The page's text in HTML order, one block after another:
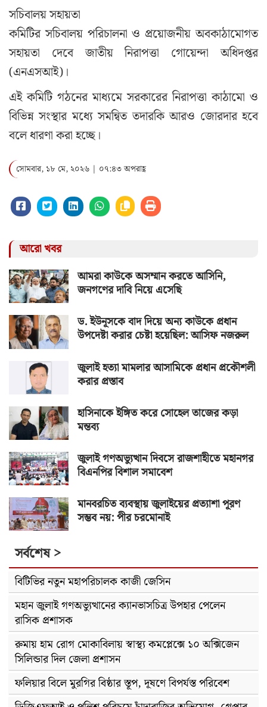
সচিবালয় সহায়তা
কমিটির সচিবালয় পরিচালনা ও প্রয়োজনীয় অবকাঠামোগত
সহায়তা দেবে জাতীয় নিরাপত্তা গোয়েন্দা অধিদপ্তর
(এনএসআই)।
এই কমিটি গঠনের মাধ্যমে সরকারের নিরাপত্তা কাঠামো ও
বিভিন্ন সংস্থার মধ্যে সমন্বিত তদারকি আরও জোরদার হবে
বলে ধারণা করা হচ্ছে।
সোমবার, ১৮ মে, ২০২৬ | ০৭:৪৩ অপরাহ্ণ
আরো খবর
আমরা কাউকে অসম্মান করতে আসিনি,
জনগণের দাবি নিয়ে এসেছি
ড. ইউনূসকে বাদ দিয়ে অন্য কাউকে প্রধান
উপদেষ্টা করার চেষ্টা হয়েছিল: আসিফ নজরুল
জুলাই হত্যা মামলার আসামিকে প্রধান প্রকৌশলী
করার প্রস্তাব
হাসিনাকে ইঙ্গিত করে সোহেল তাজের কড়া
মন্তব্য
জুলাই গণঅভ্যুত্থান দিবসে রাজশাহীতে মহানগর
বিএনপির বিশাল সমাবেশ
মানবরচিত ব্যবস্থায় জুলাইয়ের প্রত্যাশা পূরণ
সম্ভব নয়: পীর চরমোনাই
সর্বশেষ >
বিটিভির নতুন মহাপরিচালক কাজী জেসিন
মহান জুলাই গণঅভ্যুত্থানের ক্যানভাসচিত্র উপহার পেলেন
রাসিক প্রশাসক
রুমায় হাম রোগ মোকাবিলায় স্বাস্থ্য কমপ্লেক্সে ১০ অক্সিজেন
সিলিন্ডার দিল জেলা প্রশাসন
ফলিয়ার বিলে মুরগির বিষ্ঠার স্তূপ, দূষণে বিপর্যস্ত পরিবেশ